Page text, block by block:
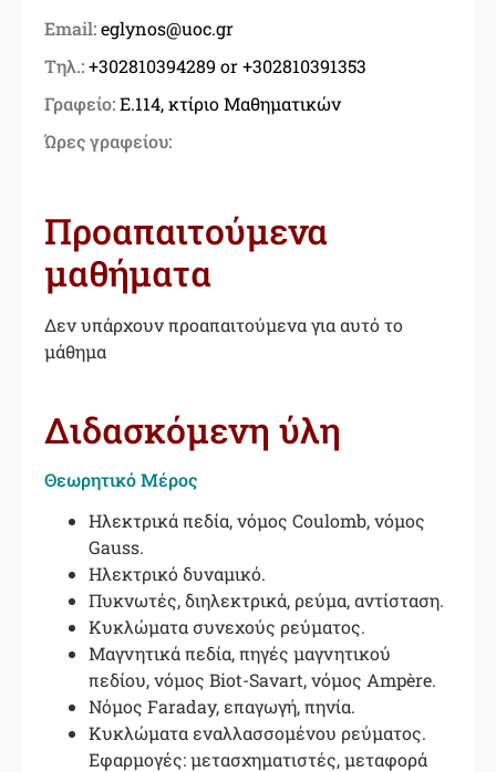
Email:eglynos@uoc.gr
Τηλ.:+302810394289 or +302810391353
Γραφείο:E.114, κτίριο Μαθηματικών
Ώρες γραφείου:
Προαπαιτούμενα
μαθήματα
Δεν υπάρχουν προαπαιτούμενα για αυτό το
μάθημα
Διδασκόμενη ύλη
Θεωρητικό Μέρος
Hλεκτρικά πεδία, νόμος Coulomb, νόμος
Gauss.
Hλεκτρικό δυναμικό.
Πυκνωτές, διηλεκτρικά, ρεύμα, αντίσταση.
Kυκλώματα συνεχούς ρεύματος.
Μαγνητικά πεδία, πηγές μαγνητικού
πεδίου, νόμος Biot-Savart, νόμος Ampère.
Nόμος Faraday, επαγωγή, πηνία.
Kυκλώματα εναλλασσομένου ρεύματος.
Eφαρμογές: μετασχηματιστές, μεταφορά